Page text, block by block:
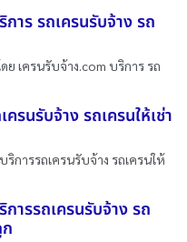
าร รถเครนรับจ้าง รถ
ย เครนรับจ้าง.com บริการ รถ
รนรับจ้าง รถเครนให้เช่า
การรถเครนรับจ้าง รถเครนให้
ารรถเครนรับจ้าง รถ